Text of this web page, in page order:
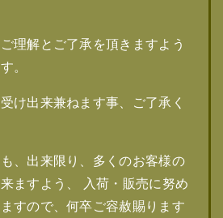
理解とご了承を頂きますよう
。
け出来兼ねます事、ご了承く
、出来限り、多くのお客様の
ますよう、 入荷・販売に努め
すので、何卒ご容赦賜ります